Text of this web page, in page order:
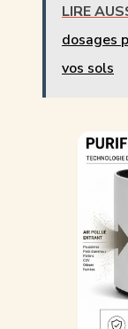
LIRE
dosages
vos sols